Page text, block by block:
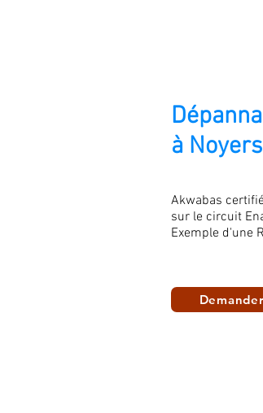
à Noyers
Akwabas
sur le circuit
Exemple d'une